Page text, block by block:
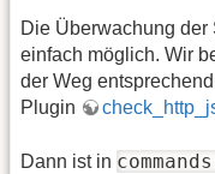
Die Überwachung der
einfach möglich. Wir
der Weg
Plugin
Dann ist in